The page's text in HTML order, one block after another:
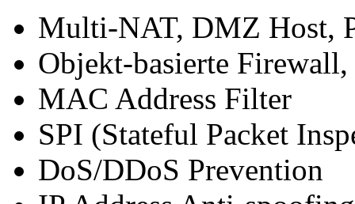
Multi-NAT, DMZ Host,
Objekt-basierte
MAC Address Filter
SPI (Stateful Packet
DoS/DDoS Prevention